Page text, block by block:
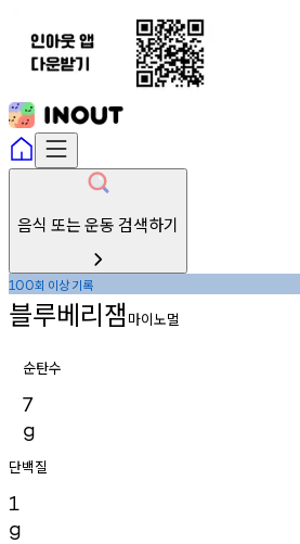
음식 또는 운동 검색하기
100회 이상기록
블루베리잼 마이노멀
순탄수
7
g
단백질
1
g